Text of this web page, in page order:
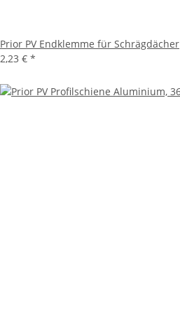
Prior PV Endklemme für Schrägdächer
2,23 € *